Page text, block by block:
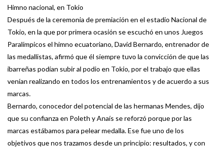
Himno nacional, en Tokio
Después de la ceremonia de premiación en el estadio Nacional de
Tokio, en la que por primera ocasión se escuchó en unos Juegos
Paralímpicos el himno ecuatoriano, David Bernardo, entrenador de
las medallistas, afirmó que él siempre tuvo la convicción de que las
ibarreñas podían subir al podio en Tokio, por el trabajo que ellas
venían realizando en todos los entrenamientos y de acuerdo a sus
marcas.
Bernardo, conocedor del potencial de las hermanas Mendes, dijo
que su confianza en Poleth y Anaís se reforzó porque por las
marcas estábamos para pelear medalla. Ese fue uno de los
objetivos que nos trazamos desde un principio: resultados, y con